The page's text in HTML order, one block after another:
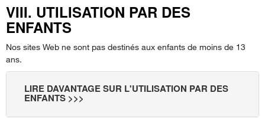
VIII. UTILISATION PAR DES
ENFANTS
Nos sites Web ne sont pas destinés aux enfants de moins de 13
ans.
LIRE DAVANTAGE SUR L'UTILISATION PAR DES
ENFANTS >>>